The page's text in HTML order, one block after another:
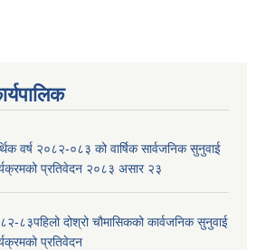
वर्ष २०८२-०८३ को वार्षिक सार्वजनिक सुनुवाई
प्रतिवेदन २०८३ असार २३
८३पहिलो दोश्रो चौमासिकको कार्वजनिक सुनुवाई
प्रतिवेदन